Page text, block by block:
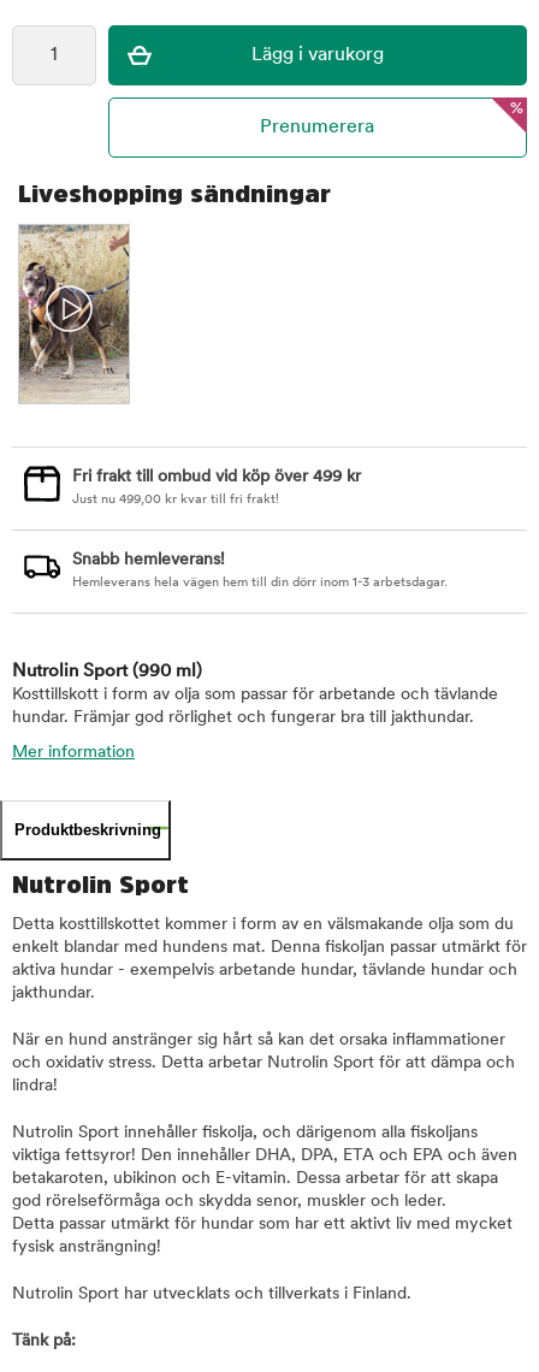
%
Liveshopping sändningar
Fri frakt till ombud vid köp över 499 kr
Just nu 499,00 kr kvar till fri frakt!
Snabb hemleverans!
Hemleverans hela vägen hem till din dörr inom 1-3 arbetsdagar.
Nutrolin Sport (990 ml)
Kosttillskott i form av olja som passar för arbetande och tävlande
hundar. Främjar god rörlighet och fungerar bra till jakthundar.
Mer information
Produktbeskrivning
Nutrolin Sport
Detta kosttillskottet kommer i form av en välsmakande olja som du
enkelt blandar med hundens mat. Denna fiskoljan passar utmärkt för
aktiva hundar - exempelvis arbetande hundar, tävlande hundar och
jakthundar.
När en hund anstränger sig hårt så kan det orsaka inflammationer
och oxidativ stress. Detta arbetar Nutrolin Sport för att dämpa och
lindra!
Nutrolin Sport innehåller fiskolja, och därigenom alla fiskoljans
viktiga fettsyror! Den innehåller DHA, DPA, ETA och EPA och även
betakaroten, ubikinon och E-vitamin. Dessa arbetar för att skapa
god rörelseförmåga och skydda senor, muskler och leder.
Detta passar utmärkt för hundar som har ett aktivt liv med mycket
fysisk ansträngning!
Nutrolin Sport har utvecklats och tillverkats i Finland.
Tänk på: